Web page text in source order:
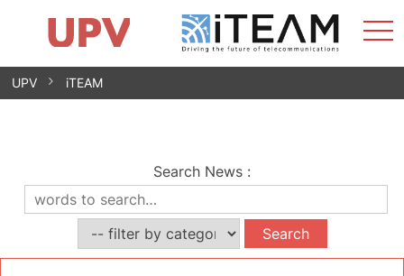
Skip
Research Impact
Research Groups
Facilities
Spin-offs
Contact
Internships
News
Equality Unit
UPV iTEAM
Search News :